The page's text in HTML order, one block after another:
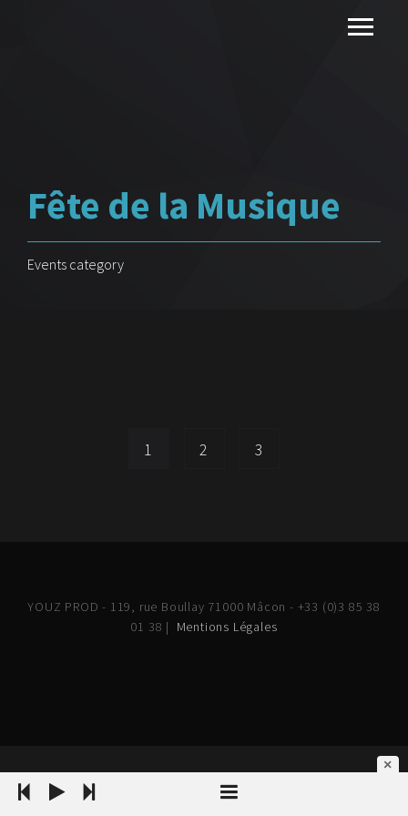
Fête de la Musique
Events category
1 2 3
YOUZ PROD - 119, rue Boullay 71000 Mâcon - +33 (0)3 85 38
01 38 | Mentions Légales